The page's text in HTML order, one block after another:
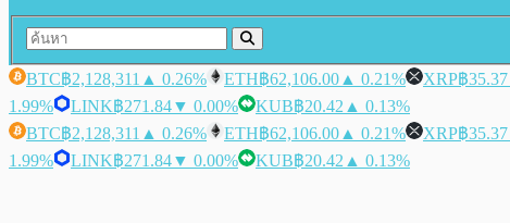
BTC฿2,128,311 ▲ 0.26% ETH฿62,106.00 ▲ 0.21% XRP฿35.37
1.99%
LINK฿271.84▼ 0.00% KUB฿20.42 ▲ 0.13%
BTC฿2,128,311 ▲ 0.26% ETH฿62,106.00 ▲ 0.21% XRP฿35.37
1.99%
LINK฿271.84▼ 0.00% KUB฿20.42 ▲ 0.13%